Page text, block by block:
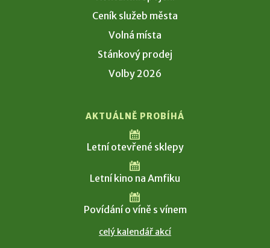
Ceník služeb města
Volná místa
Stánkový prodej
Volby 2026
AKTUÁLNĚ PROBÍHÁ
Letní otevřené sklepy
Letní kino na Amfiku
Povídání o víně s vínem
celý kalendář akcí